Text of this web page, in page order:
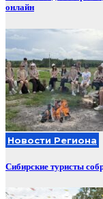
онлайн
Новости Региона
Сибирские туристы